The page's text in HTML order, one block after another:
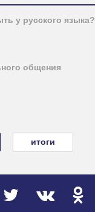
у русского языка?
общения
итоги